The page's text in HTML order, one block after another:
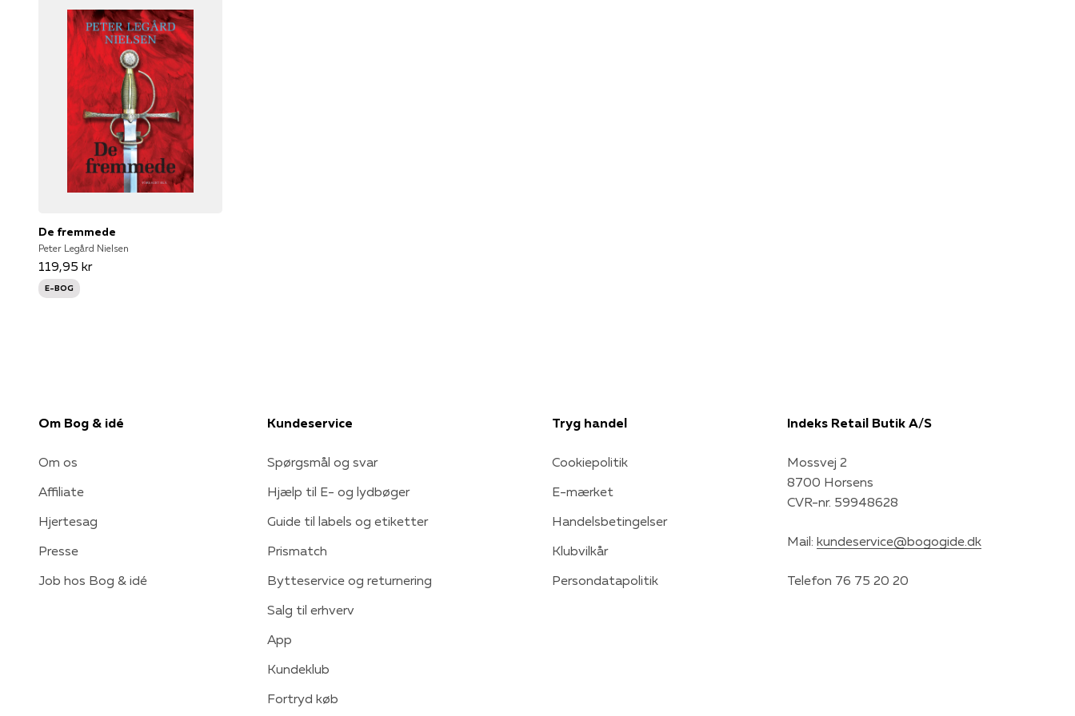
De fremmede
Peter Legård Nielsen
119,95 kr
E-BOG
Om Bog & idé
Om os
Affiliate
Hjertesag
Presse
Job hos Bog & idé
Kundeservice
Spørgsmål og svar
Hjælp til E- og lydbøger
Guide til labels og etiketter
Prismatch
Bytteservice og returnering
Salg til erhverv
App
Kundeklub
Fortryd køb
Tryg handel
Cookiepolitik
E-mærket
Handelsbetingelser
Klubvilkår
Persondatapolitik
Indeks Retail Butik A/S
Mossvej 2
8700 Horsens
CVR-nr. 59948628
Mail: kundeservice@bogogide.dk
Telefon 76 75 20 20